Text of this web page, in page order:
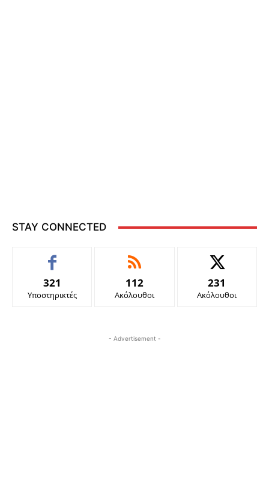
STAY CONNECTED
321
Υποστηρικτές
112
Ακόλουθοι
231
Ακόλουθοι
- Advertisement -